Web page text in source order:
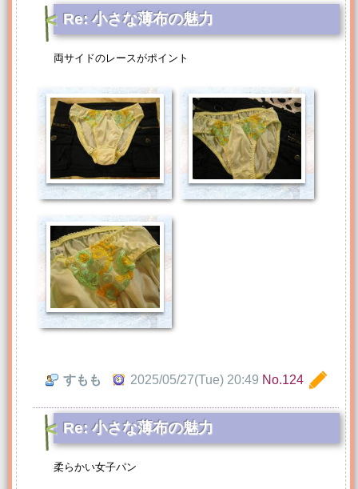
Re: 小さな薄布の魅力
両サイドのレースがポイント
すもも 2025/05/27(Tue) 20:49 No.124
Re: 小さな薄布の魅力
柔らかい女子パン